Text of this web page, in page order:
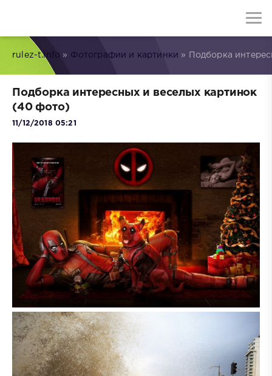
rulez-t.info » Фотографии и картинки » Подборка
Подборка интересных и веселых картинок
(40 фото)
11/12/2018 05:21